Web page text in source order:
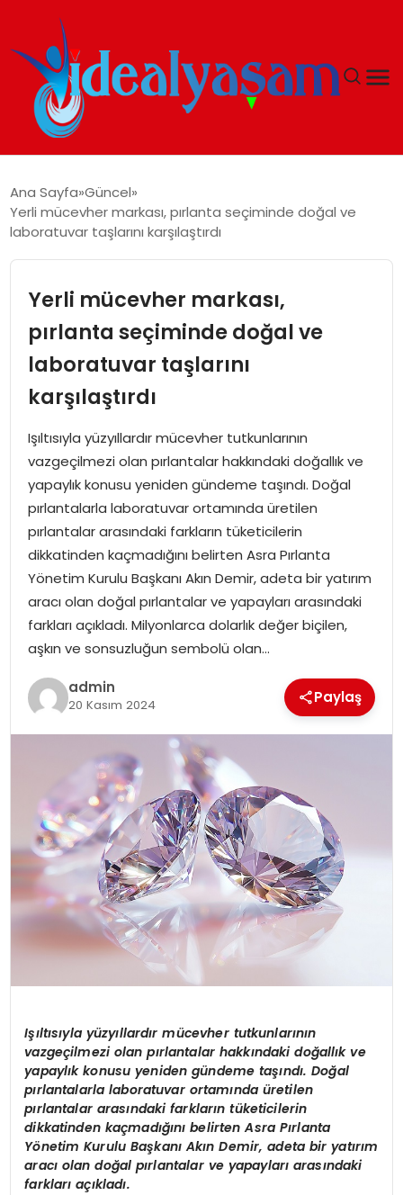
GÜNDEM
İDEAL SPOR
YAŞAM
MAGAZIN
SAĞLIK
SOSYAL HABER
Ana Sayfa Güncel
Yerli mücevher markası, pırlanta seçiminde doğal ve
laboratuvar taşlarını karşılaştırdı
Yerli mücevher markası,
pırlanta seçiminde doğal ve
laboratuvar taşlarını
karşılaştırdı
Işıltısıyla yüzyıllardır mücevher tutkunlarının
vazgeçilmezi olan pırlantalar hakkındaki doğallık ve
yapaylık konusu yeniden gündeme taşındı. Doğal
pırlantalarla laboratuvar ortamında üretilen
pırlantalar arasındaki farkların tüketicilerin
dikkatinden kaçmadığını belirten Asra Pırlanta
Yönetim Kurulu Başkanı Akın Demir, adeta bir yatırım
aracı olan doğal pırlantalar ve yapayları arasındaki
farkları açıkladı. Milyonlarca dolarlık değer biçilen,
aşkın ve sonsuzluğun sembolü olan…
admin
20 Kasım 2024 Paylaş
Işıltısıylayüzyıllardır mücevher tutkunlarının
vazgeçilmezi olan pırlantalar hakkındaki doğallık ve
yapaylık konusu yeniden gündeme taşındı. Doğal
pırlantalarla laboratuvar ortamında üretilen
pırlantalar arasındaki farkların tüketicilerin
dikkatinden kaçmadığını belirten Asra Pırlanta
Yönetim Kurulu Başkanı Akın Demir, adeta bir yatırım
aracı olan doğal pırlantalar ve yapayları arasındaki
farkları açıkladı.